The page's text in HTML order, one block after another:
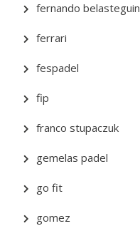
fernando belasteguin
ferrari
fespadel
fip
franco stupaczuk
gemelas padel
go fit
gomez